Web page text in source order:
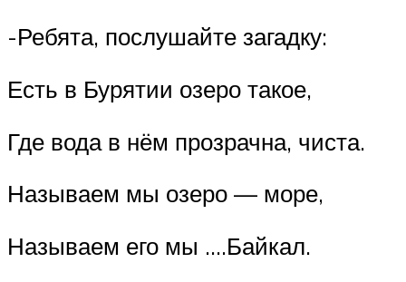
-Ребята, послушайте загадку:
Есть в Бурятии озеро такое,
Где вода в нём прозрачна, чиста.
Называем мы озеро — море,
Называем его мы ….Байкал.